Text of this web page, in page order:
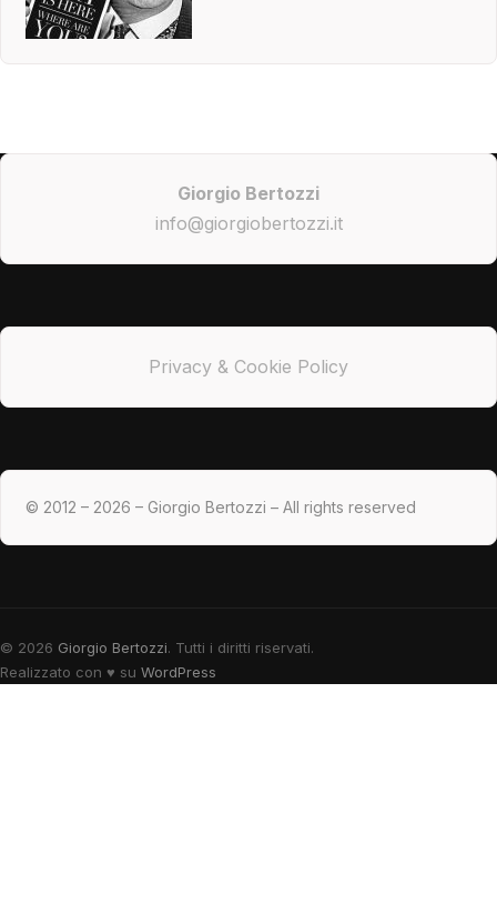
Giorgio Bertozzi
info@giorgiobertozzi.it
Privacy & Cookie Policy
© 2012 – 2026 – Giorgio Bertozzi – All rights reserved
© 2026 Giorgio Bertozzi. Tutti i diritti riservati.
Realizzato con ♥ su WordPress